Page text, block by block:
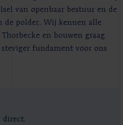
van openbaar bestuur en de
de polder. Wij kennen alle
en bouwen graag
fundament voor ons
direct.